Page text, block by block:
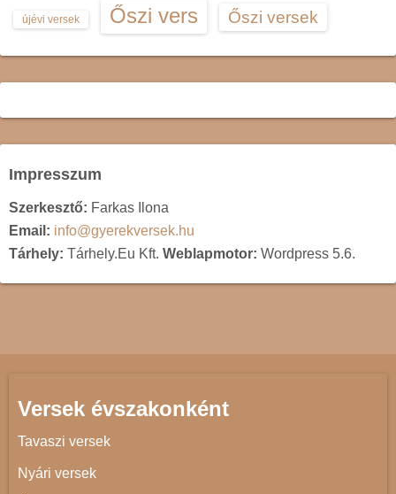
újévi versek Őszi vers Őszi versek
Impresszum
Szerkesztő: Farkas Ilona
Email: info@gyerekversek.hu
Tárhely: Tárhely.Eu Kft. Weblapmotor: Wordpress 5.6.
Versek évszakonként
Tavaszi versek
Nyári versek